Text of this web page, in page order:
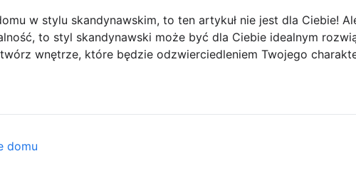
w stylu skandynawskim, to ten artykuł nie jest dla Ciebie!
to styl skandynawski może być dla Ciebie idealnym
wnętrze, które będzie odzwierciedleniem Twojego
domu